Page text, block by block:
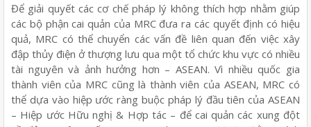
Để giải quyết các cơ chế pháp lý không thích hợp nhằm giúp
các bộ phận cai quản của MRC đưa ra các quyết định có hiệu
quả, MRC có thể chuyển các vấn đề liên quan đến việc xây
đập thủy điện ở thượng lưu qua một tổ chức khu vực có nhiều
tài nguyên và ảnh hưởng hơn – ASEAN. Vì nhiều quốc gia
thành viên của MRC cũng là thành viên của ASEAN, MRC có
thể dựa vào hiệp ước ràng buộc pháp lý đầu tiên của ASEAN
– Hiệp ước Hữu nghị & Hợp tác – để cai quản các xung đột